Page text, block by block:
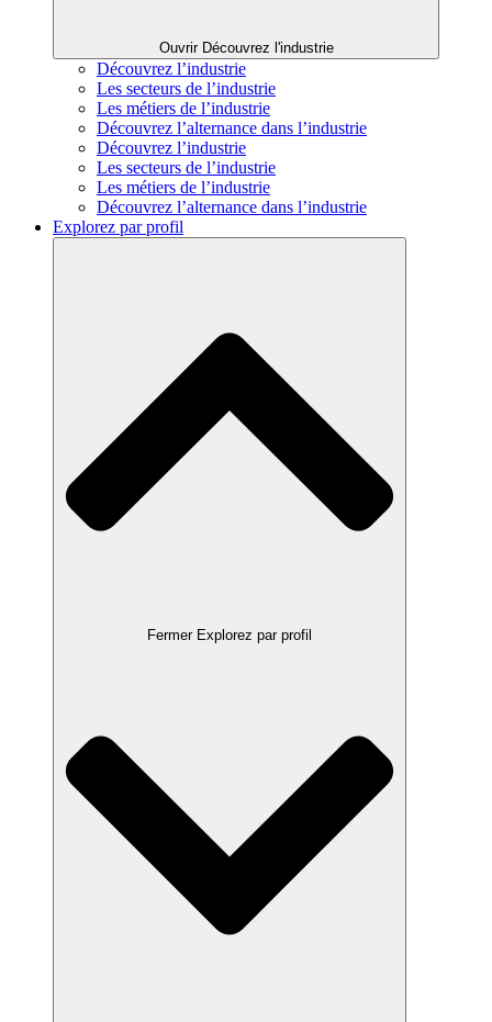
Ouvrir Découvrez l'industrie
Découvrez l’industrie
Les secteurs de l’industrie
Les métiers de l’industrie
Découvrez l’alternance dans l’industrie
Découvrez l’industrie
Les secteurs de l’industrie
Les métiers de l’industrie
Découvrez l’alternance dans l’industrie
Explorez par profil
Fermer Explorez par profil